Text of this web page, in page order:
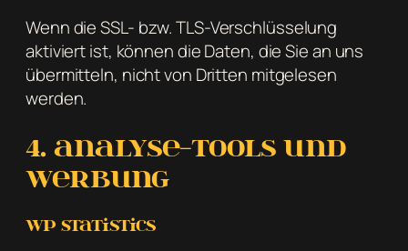
Wenn die SSL- bzw. TLS-Verschlüsselung
aktiviert ist, können die Daten, die Sie an uns
übermitteln, nicht von Dritten mitgelesen
werden.
4. Analyse-Tools und
Werbung
WP Statistics